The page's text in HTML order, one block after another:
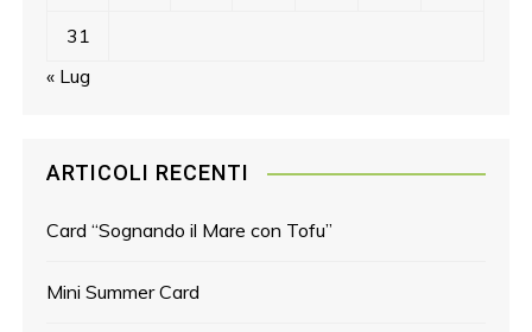
31
« Lug
ARTICOLI RECENTI
Card “Sognando il Mare con Tofu”
Mini Summer Card